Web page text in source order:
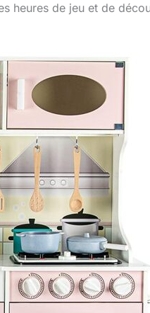
heures de jeu et de